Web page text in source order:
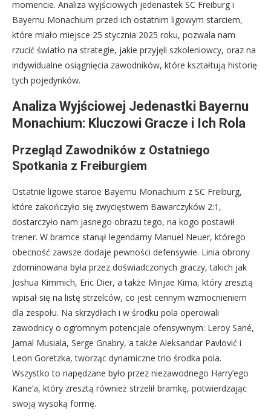
momencie. Analiza wyjściowych jedenastek SC Freiburg i
Bayernu Monachium przed ich ostatnim ligowym starciem,
które miało miejsce 25 stycznia 2025 roku, pozwala nam
rzucić światło na strategie, jakie przyjęli szkoleniowcy, oraz na
indywidualne osiągnięcia zawodników, które kształtują historię
tych pojedynków.
Analiza Wyjściowej Jedenastki Bayernu
Monachium: Kluczowi Gracze i Ich Rola
Przegląd Zawodników z Ostatniego
Spotkania z Freiburgiem
Ostatnie ligowe starcie Bayernu Monachium z SC Freiburg,
które zakończyło się zwycięstwem Bawarczyków 2:1,
dostarczyło nam jasnego obrazu tego, na kogo postawił
trener. W bramce stanął legendarny Manuel Neuer, którego
obecność zawsze dodaje pewności defensywie. Linia obrony
zdominowana była przez doświadczonych graczy, takich jak
Joshua Kimmich, Eric Dier, a także Minjae Kima, który zresztą
wpisał się na listę strzelców, co jest cennym wzmocnieniem
dla zespołu. Na skrzydłach i w środku pola operowali
zawodnicy o ogromnym potencjale ofensywnym: Leroy Sané,
Jamal Musiala, Serge Gnabry, a także Aleksandar Pavlović i
Leon Goretzka, tworząc dynamiczne trio środka pola.
Wszystko to napędzane było przez niezawodnego Harry’ego
Kane’a, który zresztą również strzelił bramkę, potwierdzając
swoją wysoką formę.